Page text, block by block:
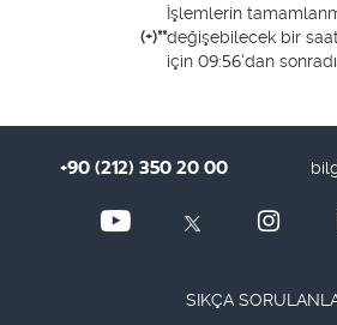
(+)**
İşlemlerin
değişebilecek bir
için 09:56'dan
+90 (212) 350 20 00
SIKÇA